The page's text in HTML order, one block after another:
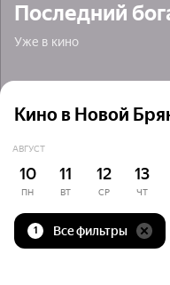
Последний
Уже в кино
Кино в Новой
АВГУСТ
10
ПН
11
ВТ
12
СР
13
ЧТ
1 Все фильтры